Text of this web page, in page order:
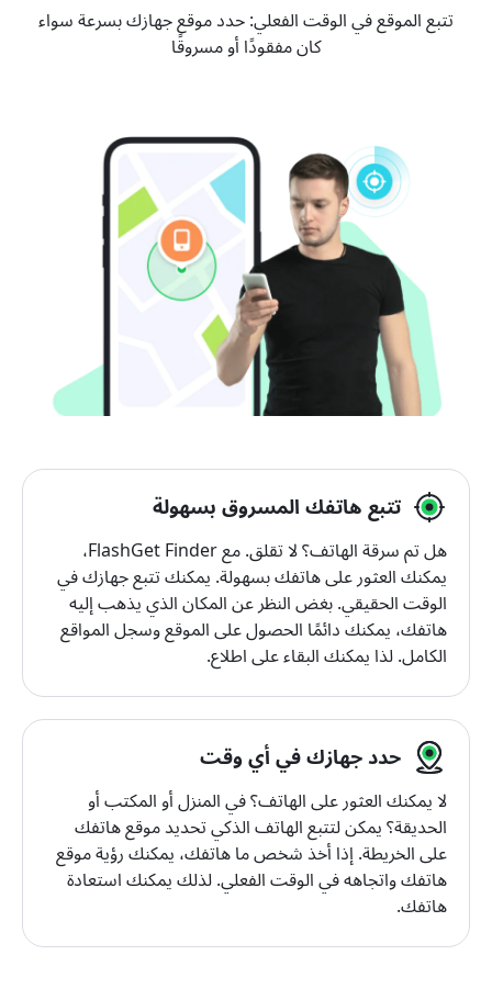
تتبع الموقع في الوقت الفعلي: حدد موقع جهازك بسرعة سواء
كان مفقودًا أو مسروقًا
تتبع هاتفك المسروق بسهولة
هل تم سرقة الهاتف؟ لا تقلق. مع FlashGet Finder،
يمكنك العثور على هاتفك بسهولة. يمكنك تتبع جهازك في
الوقت الحقيقي. بغض النظر عن المكان الذي يذهب إليه
هاتفك، يمكنك دائمًا الحصول على الموقع وسجل المواقع
الكامل. لذا يمكنك البقاء على اطلاع.
حدد جهازك في أي وقت
لا يمكنك العثور على الهاتف؟ في المنزل أو المكتب أو
الحديقة؟ يمكن لتتبع الهاتف الذكي تحديد موقع هاتفك
على الخريطة. إذا أخذ شخص ما هاتفك، يمكنك رؤية موقع
هاتفك واتجاهه في الوقت الفعلي. لذلك يمكنك استعادة
هاتفك.